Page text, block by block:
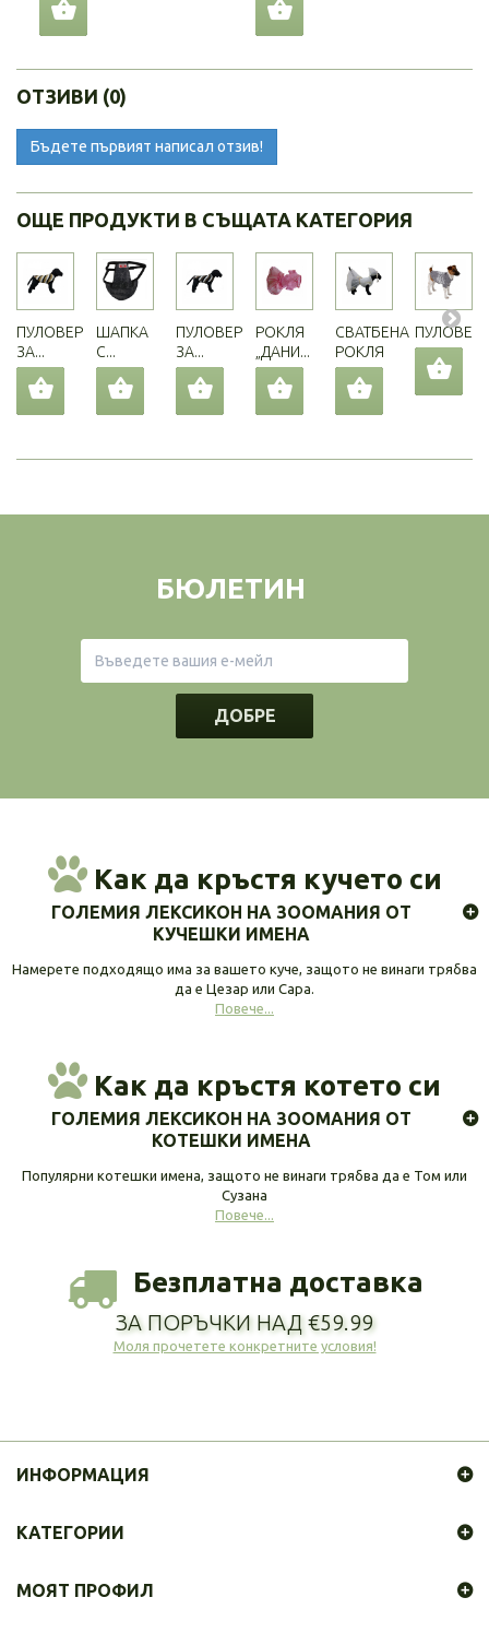
ОТЗИВИ (0)
Бъдете първият написал отзив!
ОЩЕ ПРОДУКТИ В СЪЩАТА КАТЕГОРИЯ
ПУЛОВЕР
ЗА...
ШАПКА
С...
ПУЛОВЕР
ЗА...
РОКЛЯ
„ДАНИ...
СВАТБЕНА
РОКЛЯ
БЮЛЕТИН
ДОБРЕ
Как да кръстя кучето си
ГОЛЕМИЯ ЛЕКСИКОН НА ЗООМАНИЯ ОТ
КУЧЕШКИ ИМЕНА
Намерете подходящо има за вашето куче, защото не винаги трябва
да е Цезар или Сара.
Повече...
Как да кръстя котето си
ГОЛЕМИЯ ЛЕКСИКОН НА ЗООМАНИЯ ОТ
КОТЕШКИ ИМЕНА
Популярни котешки имена, защото не винаги трябва да е Том или
Сузана
Повече...
Безплатна доставка
ЗА ПОРЪЧКИ НАД €59.99
Моля прочетете конкретните условия!
ИНФОРМАЦИЯ
КАТЕГОРИИ
МОЯТ ПРОФИЛ